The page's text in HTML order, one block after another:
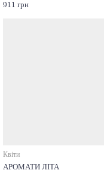
911 грн
Квіти
АРОМАТИ ЛІТА